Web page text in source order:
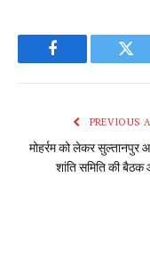
Facebook
PREVIOUS
मोहर्रम को लेकर सुल्तानपुर
शांति समिति की